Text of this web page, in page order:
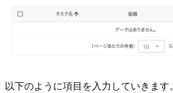
以下のように項目を入力していきます。